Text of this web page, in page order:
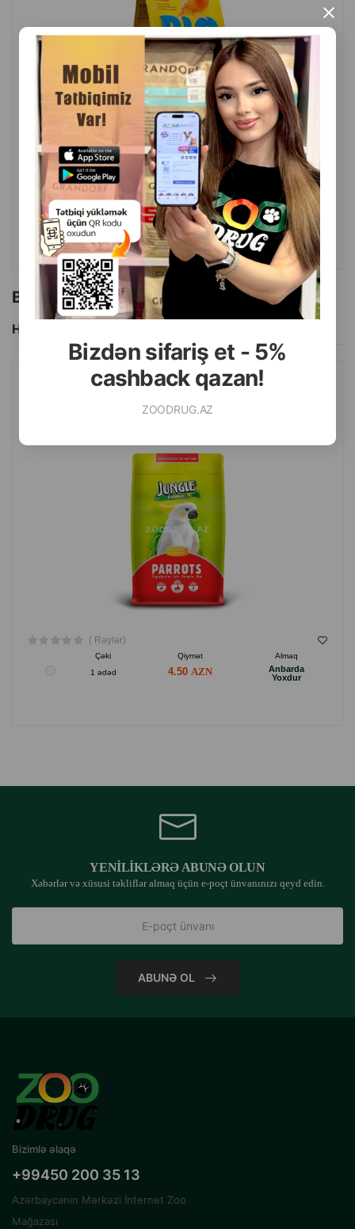
Bizdən sifariş et - 5%
cashback qazan!
ZOODRUG.AZ
×
( Rəylər)
Çəki Qiymət
Almaq
1 ədəd
5.50
ALMAQ
Bu brendin başqa məhsulları
Hamısını Gör
JUNGLE YEM, TAM, VALIDEYN TUTUQUŞULARI ÜÇÜN BALANSLI
500 QR.
( Rəylər)
Çəki Qiymət
Almaq
1 ədəd
4.50
Anbarda
Yoxdur
YENILIKLƏRƏ ABUNƏ OLUN
Xəbərlər və xüsusi təkliflər almaq üçün e-poçt ünvanınızı qeyd edin.
ABUNƏ OL
Bizimlə əlaqə
+99450 200 35 13
Azərbaycanın Mərkəzi İnternet Zoo
Mağazası